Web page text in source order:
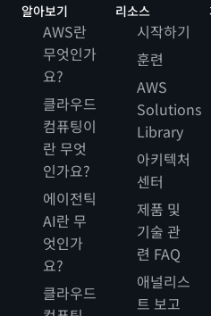
알아보기
AWS란
무엇인가
요?
클라우드
컴퓨팅이
란 무엇
인가요?
에이전틱
AI란 무
엇인가
요?
클라우드
리소스
시작하기
훈련
AWS
Solutions
Library
아키텍처
센터
제품 및
기술 관
련 FAQ
애널리스
트 보고